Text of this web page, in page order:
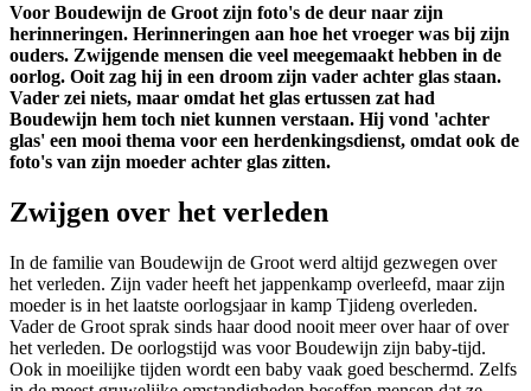
Voor Boudewijn de Groot zijn foto's de deur naar zijn
herinneringen. Herinneringen aan hoe het vroeger was bij zijn
ouders. Zwijgende mensen die veel meegemaakt hebben in de
oorlog. Ooit zag hij in een droom zijn vader achter glas staan.
Vader zei niets, maar omdat het glas ertussen zat had
Boudewijn hem toch niet kunnen verstaan. Hij vond 'achter
glas' een mooi thema voor een herdenkingsdienst, omdat ook de
foto's van zijn moeder achter glas zitten.
Zwijgen over het verleden
In de familie van Boudewijn de Groot werd altijd gezwegen over
het verleden. Zijn vader heeft het jappenkamp overleefd, maar zijn
moeder is in het laatste oorlogsjaar in kamp Tjideng overleden.
Vader de Groot sprak sinds haar dood nooit meer over haar of over
het verleden. De oorlogstijd was voor Boudewijn zijn baby-tijd.
Ook in moeilijke tijden wordt een baby vaak goed beschermd. Zelfs